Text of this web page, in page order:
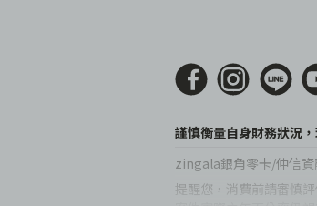
謹慎衡量自身財務狀況
zingala銀角零卡/仲信資
提醒您，消費前請審慎